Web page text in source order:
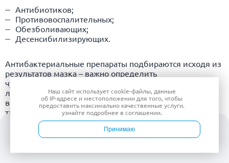
Антибиотиков;
Противовоспалительных;
Обезболивающих;
Десенсибилизирующих.
Антибактериальные препараты подбираются исходя из
результатов мазка – важно определить
чувствительность патогенной микрофлоры к
лекарственным препаратам. При тяжелом течении
возможно совмещение нескольких антибиотиков. В
таких случаях пациентке ставят инфузии с глюкозой,
белковым либо водно-солевым раствором для
устранения симптомов отравления.
местные средства: таблетки, свечи, инъекции. Если у
Наш сайт используетcookie-файлы, данные
об IP-адресе и местоположении для того, чтобы
предоставить максимально качественные услуги.
узнайте подробнее в соглашении.
Принимаю